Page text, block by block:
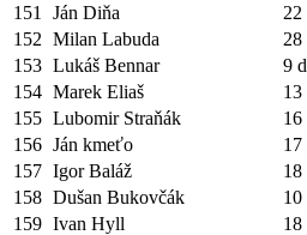
151
Ján Diňa 22
152 Milan Labuda 28
153 Lukáš Bennar 9
154 Marek Eliaš 13
155 Lubomir Straňák 16
156 Ján kmeťo 17
157 Igor Baláž 18
158 Dušan Bukovčák 10
159 Ivan Hyll 18